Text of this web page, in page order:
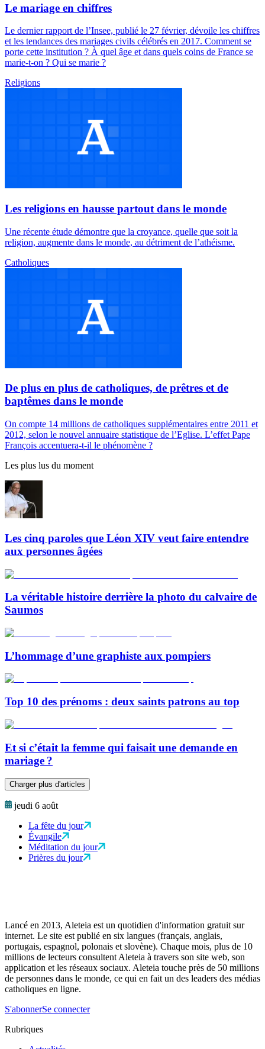
Le mariage en chiffres
Le dernier rapport de l’Insee, publié le 27 février, dévoile les chiffres
et les tendances des mariages civils célébrés en 2017. Comment se
porte cette institution ? À quel âge et dans quels coins de France se
marie-t-on ? Qui se marie ?
Religions
Les religions en hausse partout dans le monde
Une récente étude démontre que la croyance, quelle que soit la
religion, augmente dans le monde, au détriment de l’athéisme.
Catholiques
De plus en plus de catholiques, de prêtres et de
baptêmes dans le monde
On compte 14 millions de catholiques supplémentaires entre 2011 et
2012, selon le nouvel annuaire statistique de l’Eglise. L’effet Pape
François accentuera-t-il le phénomène ?
Les plus lus du moment
Les cinq paroles que Léon XIV veut faire entendre
aux personnes âgées
La véritable histoire derrière la photo du calvaire de
Saumos
L’hommage d’une graphiste aux pompiers
Top 10 des prénoms : deux saints patrons au top
Et si c’était la femme qui faisait une demande en
mariage ?
Charger plus d'articles
jeudi 6 août
La fête du jour
Évangile
Méditation du jour
Prières du jour
Lancé en 2013, Aleteia est un quotidien d'information gratuit sur
internet. Le site est publié en six langues (français, anglais,
portugais, espagnol, polonais et slovène). Chaque mois, plus de 10
millions de lecteurs consultent Aleteia à travers son site web, son
application et les réseaux sociaux. Aleteia touche près de 50 millions
de personnes dans le monde, ce qui en fait un des leaders des médias
catholiques en ligne.
S'abonnerSe connecter
Rubriques